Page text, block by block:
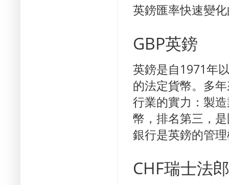
英鎊匯率快速變
GBP英鎊
英鎊是自1971年
的法定貨幣。 多
行業的實力：製
幣，排名第三，
銀行是英鎊的管
CHF瑞士法郎